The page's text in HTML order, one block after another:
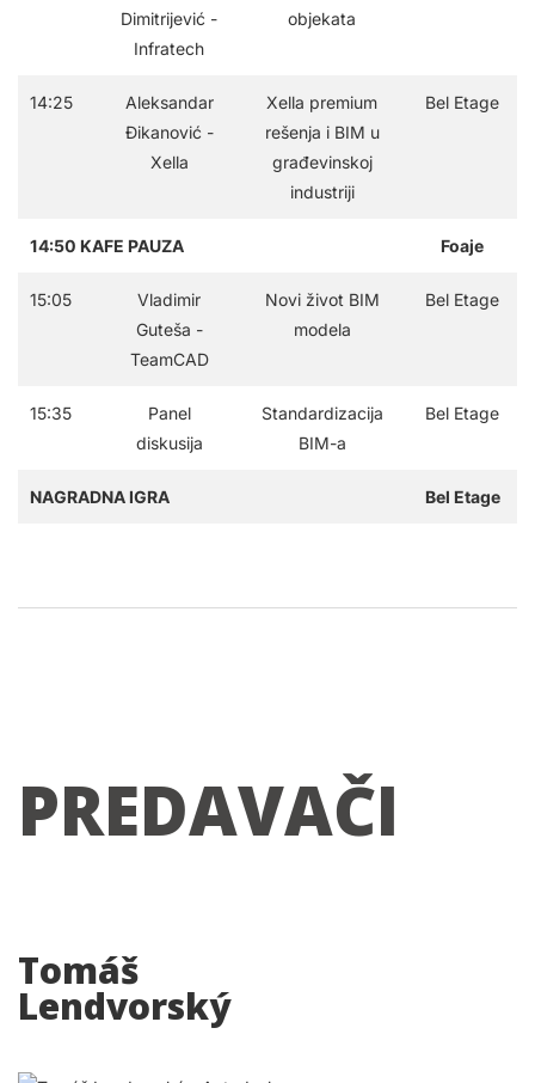
Dimitrijević -
Infratech
objekata
14:25
Aleksandar
Đikanović -
Xella
Xella premium
rešenja i BIM u
građevinskoj
industriji
Bel Etage
14:50 KAFE PAUZA Foaje
15:05
Vladimir
Guteša -
TeamCAD
Novi život BIM
modela
Bel Etage
15:35
Panel
diskusija
Standardizacija
BIM-a
Bel Etage
NAGRADNA IGRA Bel Etage
PREDAVAČI
Tomáš
Lendvorský